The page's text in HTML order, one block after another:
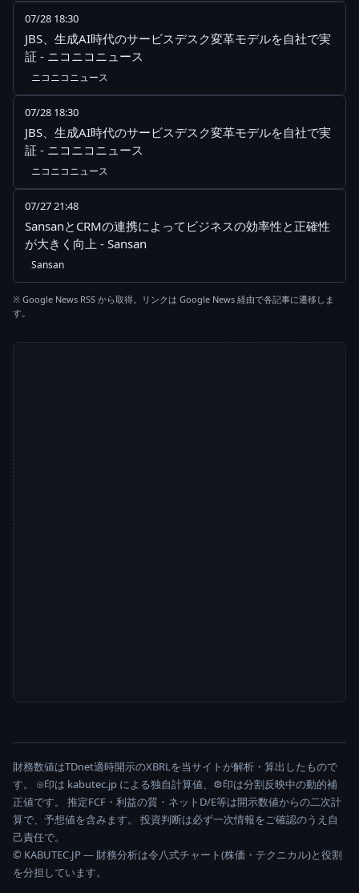
07/28 18:30
JBS、生成AI時代のサービスデスク変革モデルを自社で実
証 - ニコニコニュース
ニコニコニュース
07/28 18:30
JBS、生成AI時代のサービスデスク変革モデルを自社で実
証 - ニコニコニュース
ニコニコニュース
07/27 21:48
SansanとCRMの連携によってビジネスの効率性と正確性
が大きく向上 - Sansan
Sansan
※ Google News RSS から取得。リンクは Google News 経由で各記事に遷移しま
す。
財務数値はTDnet適時開示のXBRLを当サイトが解析・算出したもので
す。 ⊙印は kabutec.jp による独自計算値、⚙印は分割反映中の動的補
正値です。 推定FCF・利益の質・ネットD/E等は開示数値からの二次計
算で、予想値を含みます。 投資判断は必ず一次情報をご確認のうえ自
己責任で。
© KABUTEC.JP — 財務分析は令八式チャート(株価・テクニカル)と役割
を分担しています。